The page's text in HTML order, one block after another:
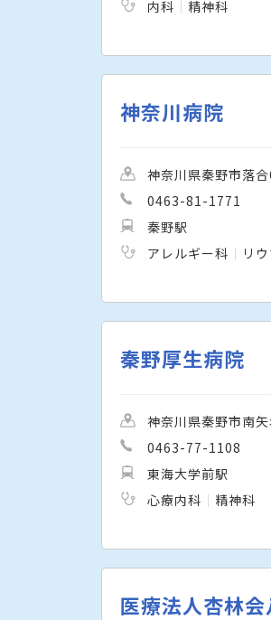
内科
精神科
神奈川病院
神奈川県秦野市落
0463-81-1771
秦野駅
アレルギー科
リ
秦野厚生病院
神奈川県秦野市南
0463-77-1108
東海大学前駅
心療内科
精神科
医療法人杏林